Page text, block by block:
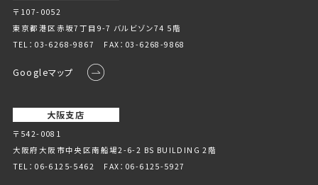
〒107-0052
東京都港区赤坂7丁目9-7 バルビゾン74 5階
TEL： 03-6268-9867 FAX：03-6268-9868
Googleマップ
大阪支店
〒542-0081
大阪府大阪市中央区南船場2-6-2 BS BUILDING 2階
TEL： 06-6125-5462 FAX：06-6125-5927